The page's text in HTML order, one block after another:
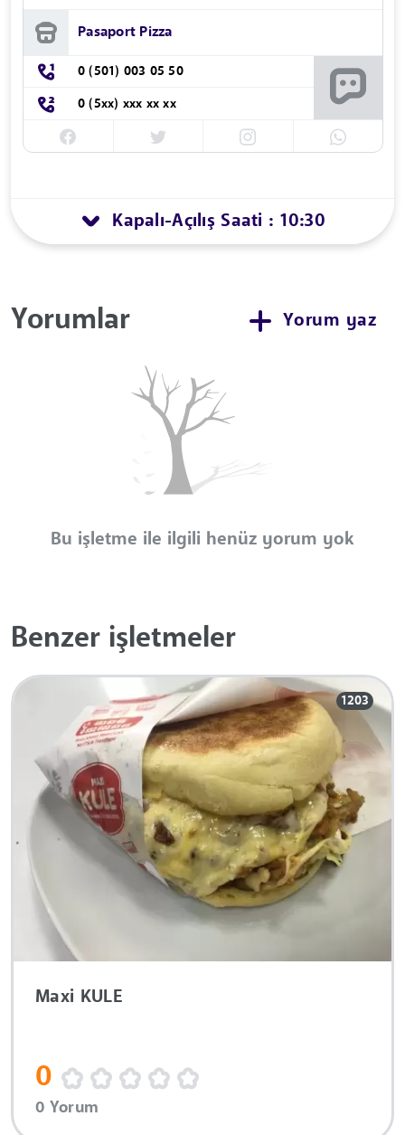
Pasaport Pizza
0 (501) 003 05 50
0 (5xx) xxx xx xx
Kapalı-Açılış Saati : 10:30
Yorumlar Yorum yaz
Bu işletme ile ilgili henüz yorum yok
Benzer işletmeler
1203
Maxi KULE
0
0 Yorum